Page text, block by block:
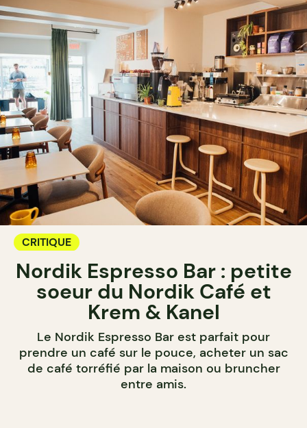
CRITIQUE
Nordik Espresso Bar : petite
soeur du Nordik Café et
Krem & Kanel
Le Nordik Espresso Bar est parfait pour
prendre un café sur le pouce, acheter un sac
de café torréfié par la maison ou bruncher
entre amis.